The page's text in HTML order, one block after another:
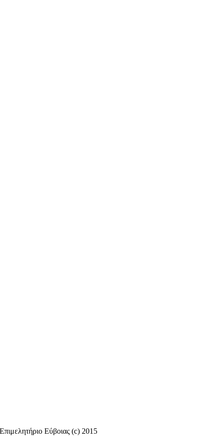
Επιμελητήριο Εύβοιας (c) 2015